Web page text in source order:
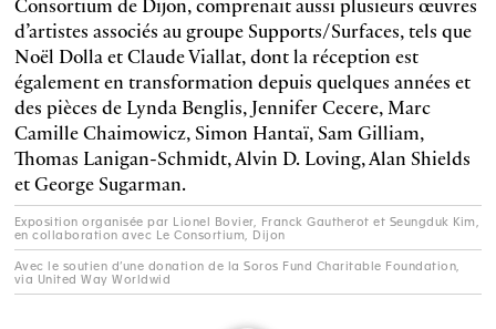
d’artistes associés au groupe Supports/Surfaces, tels que
Noël Dolla et Claude Viallat, dont la réception est
également en transformation depuis quelques années et
des pièces de Lynda Benglis, Jennifer Cecere, Marc
Camille Chaimowicz, Simon Hantaï, Sam Gilliam,
Thomas Lanigan-Schmidt, Alvin D. Loving, Alan Shields
et George Sugarman.
Exposition organisée par Lionel Bovier, Franck Gautherot et Seungduk Kim,
en collaboration avec Le Consortium, Dijon
Avec le soutien d’une donation de la Soros Fund Charitable Foundation,
via United Way Worldwid